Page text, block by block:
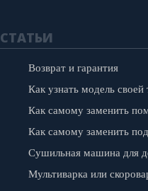
СТАТЬИ
Возврат и гарантия